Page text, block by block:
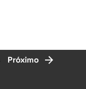
Próximo